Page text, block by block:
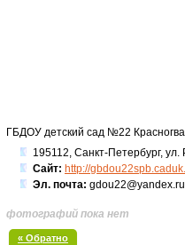
ГБДОУ детский сад №22
195112, Санкт-Петербург, ул.
Сайт: http://
Эл. почта: gdou22@yandex.ru
фотографий пока нет
« Обратно